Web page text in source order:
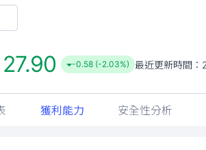
獲利能力 安全性分析